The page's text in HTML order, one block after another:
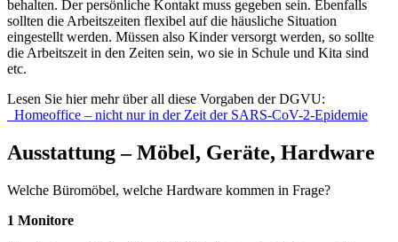
behalten. Der persönliche Kontakt muss gegeben sein. Ebenfalls
sollten die Arbeitszeiten flexibel auf die häusliche Situation
eingestellt werden. Müssen also Kinder versorgt werden, so sollte
die Arbeitszeit in den Zeiten sein, wo sie in Schule und Kita sind
etc.
Lesen Sie hier mehr über all diese Vorgaben der DGVU:
Homeoffice – nicht nur in der Zeit der SARS-CoV-2-Epidemie
Ausstattung – Möbel, Geräte, Hardware
Welche Büromöbel, welche Hardware kommen in Frage?
1 Monitore